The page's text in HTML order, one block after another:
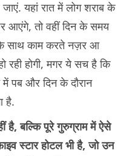
यहां रात में लोग शराब के
आएंगे, तो वहीं दिन के समय
साथ काम करते नज़र आ
रही होगी, मगर ये सच है कि
पब और दिन के दौरान
है.
है, बल्कि पूरे गुरुग्राम में ऐसे
स्टार होटल भी है, जो उन